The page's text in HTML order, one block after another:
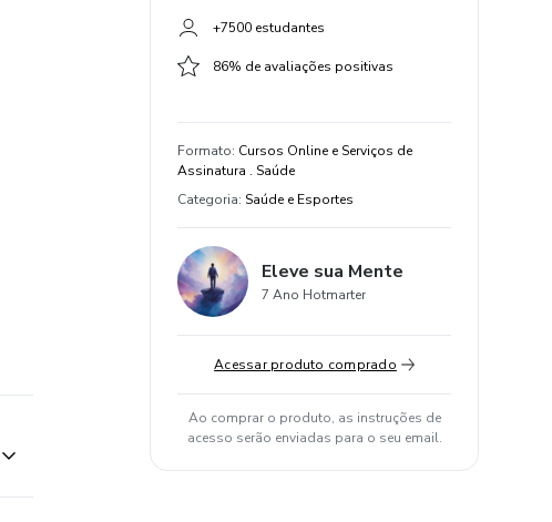
+7500 estudantes
86% de avaliações positivas
Formato: Cursos Online e Serviços de
Assinatura . Saúde
Categoria: Saúde e Esportes
Eleve sua Mente
7 Ano Hotmarter
Acessar produto comprado
Ao comprar o produto, as instruções de
acesso serão enviadas para o seu email.